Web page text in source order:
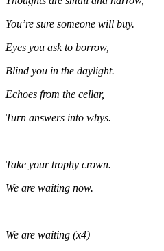
You’re sure someone will buy.
Eyes you ask to borrow,
Blind you in the daylight.
Echoes from the cellar,
Turn answers into whys.
Take your trophy crown.
We are waiting now.
We are waiting (x4)